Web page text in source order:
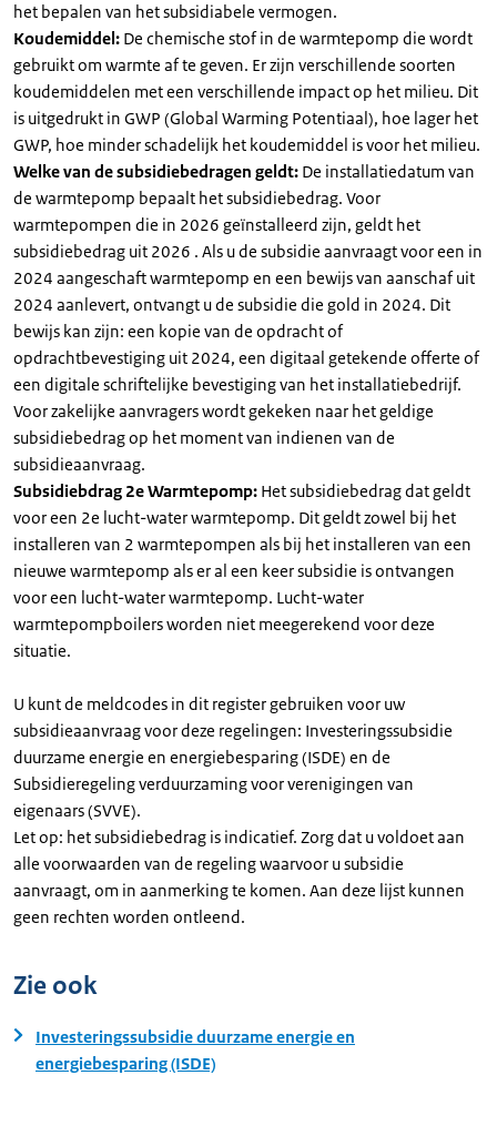
het bepalen van het subsidiabele vermogen.
Koudemiddel: De chemische stof in de warmtepomp die wordt
gebruikt om warmte af te geven. Er zijn verschillende soorten
koudemiddelen met een verschillende impact op het milieu. Dit
is uitgedrukt in GWP (Global Warming Potentiaal), hoe lager het
GWP, hoe minder schadelijk het koudemiddel is voor het milieu.
Welke van de subsidiebedragen geldt: De installatiedatum van
de warmtepomp bepaalt het subsidiebedrag. Voor
warmtepompen die in 2026 geïnstalleerd zijn, geldt het
subsidiebedrag uit 2026 . Als u de subsidie aanvraagt voor een in
2024 aangeschaft warmtepomp en een bewijs van aanschaf uit
2024 aanlevert, ontvangt u de subsidie die gold in 2024. Dit
bewijs kan zijn: een kopie van de opdracht of
opdrachtbevestiging uit 2024, een digitaal getekende offerte of
een digitale schriftelijke bevestiging van het installatiebedrijf.
Voor zakelijke aanvragers wordt gekeken naar het geldige
subsidiebedrag op het moment van indienen van de
subsidieaanvraag.
Subsidiebdrag 2e Warmtepomp: Het subsidiebedrag dat geldt
voor een 2e lucht-water warmtepomp. Dit geldt zowel bij het
installeren van 2 warmtepompen als bij het installeren van een
nieuwe warmtepomp als er al een keer subsidie is ontvangen
voor een lucht-water warmtepomp. Lucht-water
warmtepompboilers worden niet meegerekend voor deze
situatie.
U kunt de meldcodes in dit register gebruiken voor uw
subsidieaanvraag voor deze regelingen: Investeringssubsidie
duurzame energie en energiebesparing (ISDE) en de
Subsidieregeling verduurzaming voor verenigingen van
eigenaars (SVVE).
Let op: het subsidiebedrag is indicatief. Zorg dat u voldoet aan
alle voorwaarden van de regeling waarvoor u subsidie
aanvraagt, om in aanmerking te komen. Aan deze lijst kunnen
geen rechten worden ontleend.
Zie ook
Investeringssubsidie duurzame energie en
energiebesparing (ISDE)